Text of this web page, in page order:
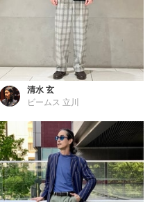
清水 玄
ビームス 立川